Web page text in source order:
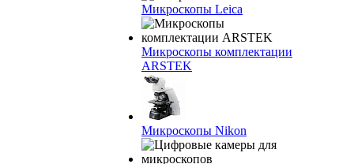
Микроскопы Leica
Микроскопы комплектации
ARSTEK
Микроскопы Nikon